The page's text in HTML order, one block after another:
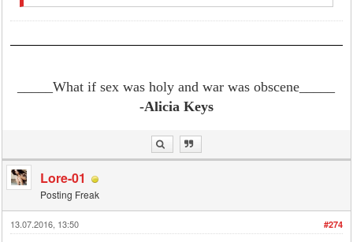
_____What if sex was holy and war was obscene
-Alicia Keys
Lore-01
Posting Freak
#274
13.07.2016, 13:50